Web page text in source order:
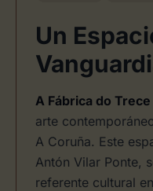
Un
A Fábrica do Trece
arte
A Coruña. Este
Antón Vilar Ponte,
referente cultural